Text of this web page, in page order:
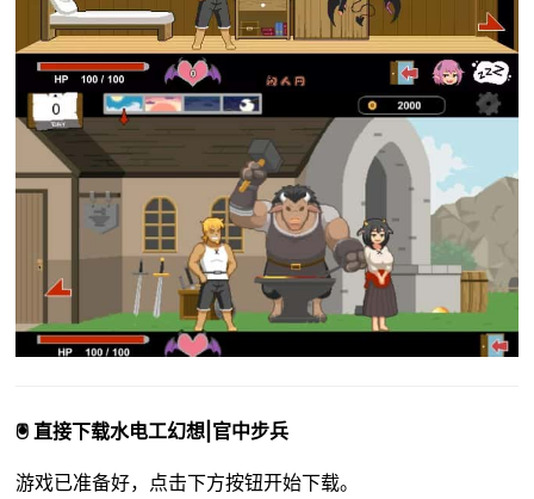
🖲️ 直接下载水电工幻想|官中步兵
游戏已准备好，点击下方按钮开始下载。